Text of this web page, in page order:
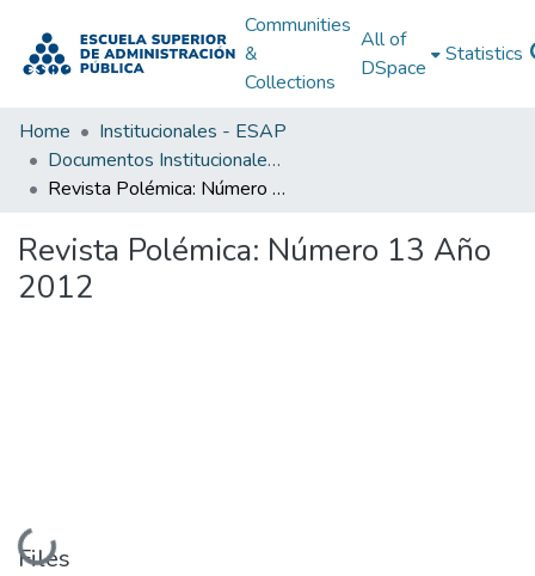
Communities
&
Collections
All of
DSpace
Statistics
Home
Institucionales - ESAP
Documentos Institucionales - ESAP
Revista Polémica: Número 13 Año 2012
Revista Polémica: Número 13 Año
2012
Loading...
Files